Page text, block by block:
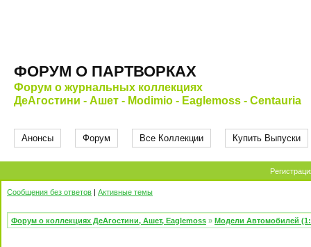
ФОРУМ О ПАРТВОРКАХ
Форум о журнальных коллекциях
ДеАгостини - Ашет - Modimio - Eaglemoss - Centauria
Анонсы Форум Все Коллекции Купить Выпуски
Сообщения без ответов | Активные темы
Форум о коллекциях ДеАгостини, Ашет, Eaglemoss » Модели Автомобилей